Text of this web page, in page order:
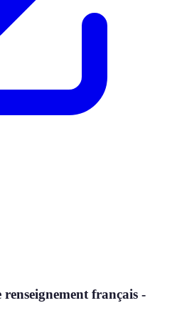
renseignement français -